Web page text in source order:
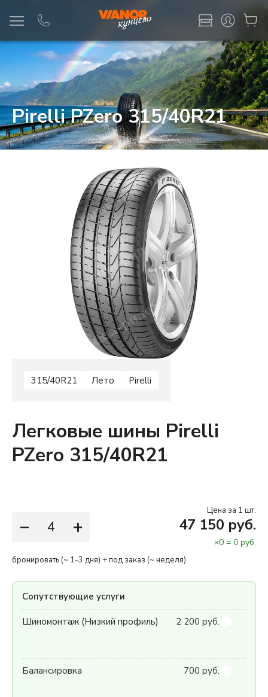
Pirelli PZero 315/40R21
315/40R21 Лето Pirelli
Легковые шины Pirelli
PZero 315/40R21
− +
Цена за 1 шт.
47 150 руб.
×0 = 0 руб.
бронировать (~ 1-3 дня) + под заказ (~ неделя)
Сопутствующие услуги
Шиномонтаж (Низкий профиль) 2 200 руб.
Балансировка 700 руб.
Информация Фото товара